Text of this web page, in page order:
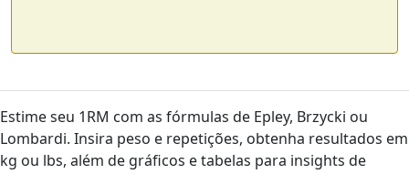
Estime seu 1RM com as fórmulas de Epley, Brzycki ou
Lombardi. Insira peso e repetições, obtenha resultados em
kg ou lbs, além de gráficos e tabelas para insights de